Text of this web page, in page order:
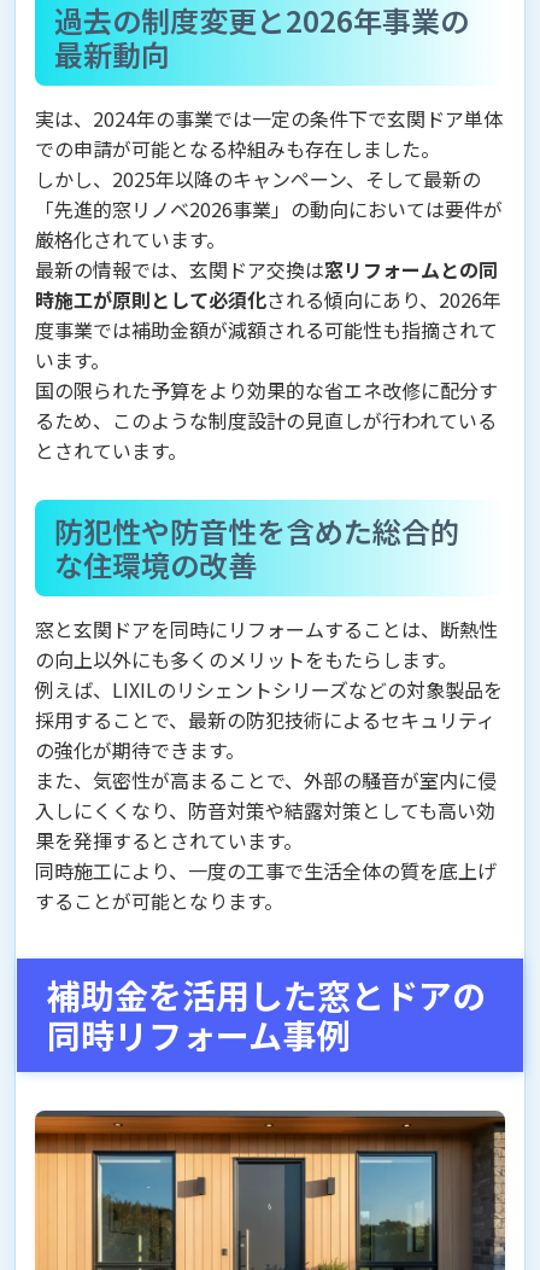
過去の制度変更と2026年事業の
最新動向
実は、2024年の事業では一定の条件下で玄関ドア単体
での申請が可能となる枠組みも存在しました。
しかし、2025年以降のキャンペーン、そして最新の
「先進的窓リノベ2026事業」の動向においては要件が
厳格化されています。
最新の情報では、玄関ドア交換は窓リフォームとの同
時施工が原則として必須化される傾向にあり、2026年
度事業では補助金額が減額される可能性も指摘されて
います。
国の限られた予算をより効果的な省エネ改修に配分す
るため、このような制度設計の見直しが行われている
とされています。
防犯性や防音性を含めた総合的
な住環境の改善
窓と玄関ドアを同時にリフォームすることは、断熱性
の向上以外にも多くのメリットをもたらします。
例えば、LIXILのリシェントシリーズなどの対象製品を
採用することで、最新の防犯技術によるセキュリティ
の強化が期待できます。
また、気密性が高まることで、外部の騒音が室内に侵
入しにくくなり、防音対策や結露対策としても高い効
果を発揮するとされています。
同時施工により、一度の工事で生活全体の質を底上げ
することが可能となります。
補助金を活用した窓とドアの
同時リフォーム事例